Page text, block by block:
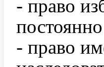
- право
- право